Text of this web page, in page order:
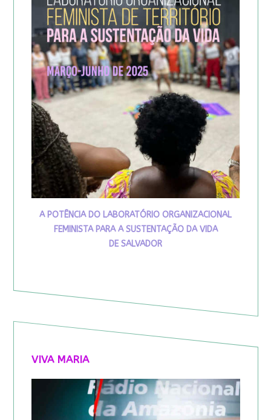
A POTÊNCIA DO LABORATÓRIO ORGANIZACIONAL
FEMINISTA PARA A SUSTENTAÇÃO DA VIDA
DE SALVADOR
VIVA MARIA